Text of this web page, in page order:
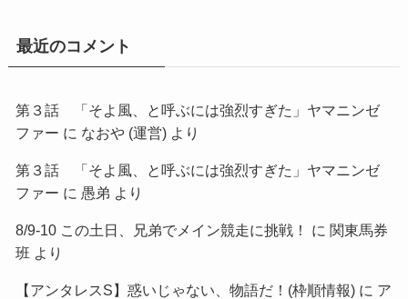
最近のコメント
第３話 「そよ風、と呼ぶには強烈すぎた」ヤマニンゼ
ファー に なおや (運営)より
第３話 「そよ風、と呼ぶには強烈すぎた」ヤマニンゼ
ファー に 愚弟 より
8/9-10 この土日、兄弟でメイン競走に挑戦！ に 関東馬券
班 より
【アンタレスS】惑いじゃない、物語だ！(枠順情報)に ア